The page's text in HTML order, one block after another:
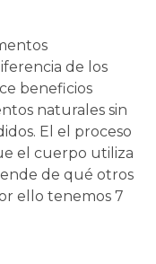
de los
beneficios
naturales sin
El el proceso
el cuerpo utiliza
de qué otros
ello tenemos 7